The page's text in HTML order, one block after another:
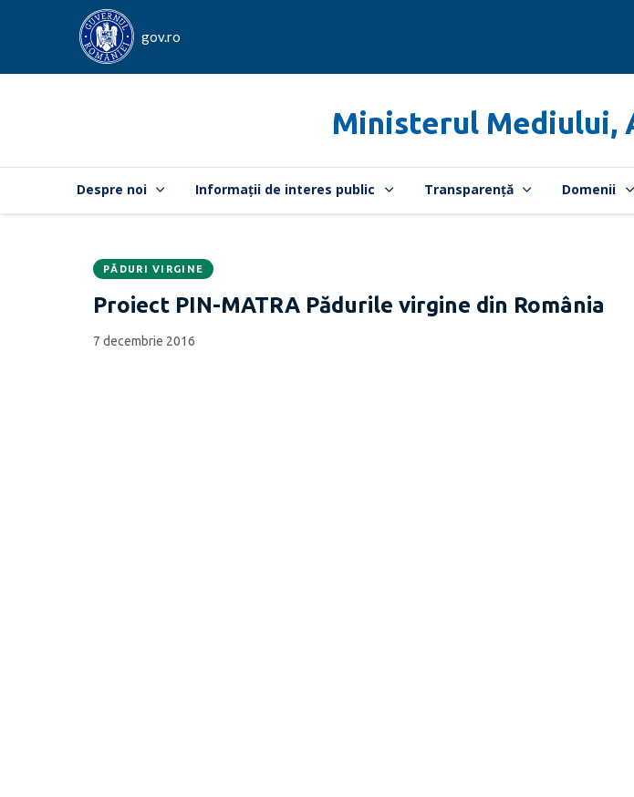
gov.ro
Ministerul Mediului,
Despre noi Informații de interes public Transparență Domenii
CATEGORIA:
PĂDURI VIRGINE
Proiect PIN-MATRA Pădurile virgine din România
Data
publicării:
7 decembrie 2016